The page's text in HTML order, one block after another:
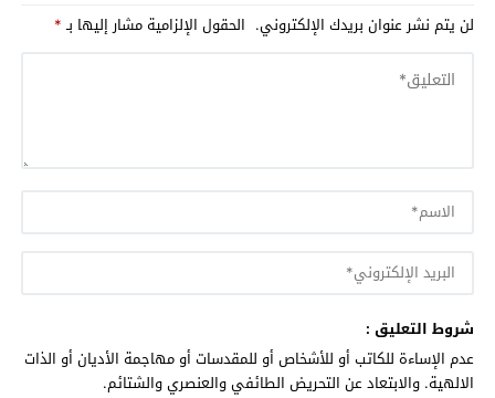
لن يتم نشر عنوان بريدك الإلكتروني. الحقول الإلزامية مشار إليها بـ*
شروط التعليق :
عدم الإساءة للكاتب أو للأشخاص أو للمقدسات أو مهاجمة الأديان أو الذات
الالهية. والابتعاد عن التحريض الطائفي والعنصري والشتائم.